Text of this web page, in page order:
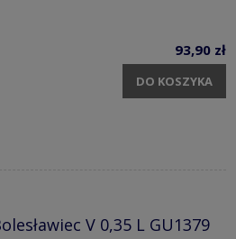
93,90 zł
DO KOSZYKA
V 0,35 L GU1379